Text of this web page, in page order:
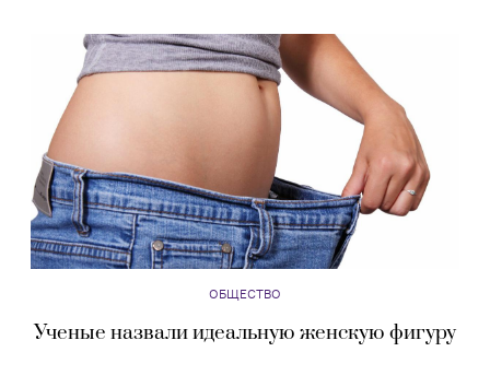
ОБЩЕСТВО
Ученые назвали идеальную женскую фигуру